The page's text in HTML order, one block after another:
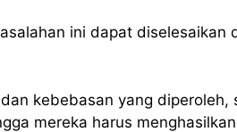
ini dapat diselesaikan
kebebasan yang diperoleh,
mereka harus